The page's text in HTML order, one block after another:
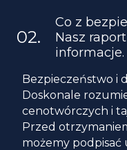
Co z
Nasz
informacje.
Bezpieczeństwo i
Doskonale
cenotwórczych i
Przed
możemy podpisać